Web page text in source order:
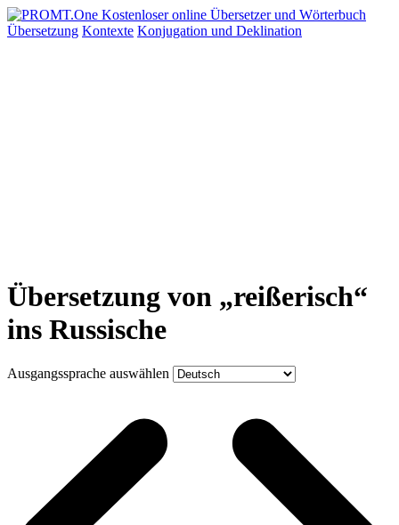
Übersetzung Kontexte Konjugation und Deklination
Übersetzung von „reißerisch“
ins Russische
Ausgangssprache auswählen